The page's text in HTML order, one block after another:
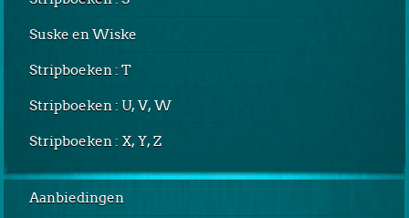
Suske en Wiske
Stripboeken : T
Stripboeken : U, V, W
Stripboeken : X, Y, Z
Aanbiedingen